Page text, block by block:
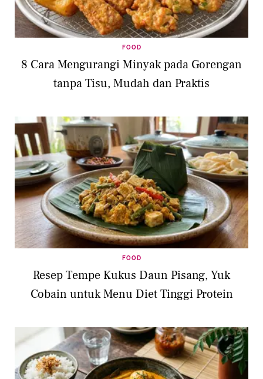
FOOD
8 Cara Mengurangi Minyak pada Gorengan
tanpa Tisu, Mudah dan Praktis
FOOD
Resep Tempe Kukus Daun Pisang, Yuk
Cobain untuk Menu Diet Tinggi Protein